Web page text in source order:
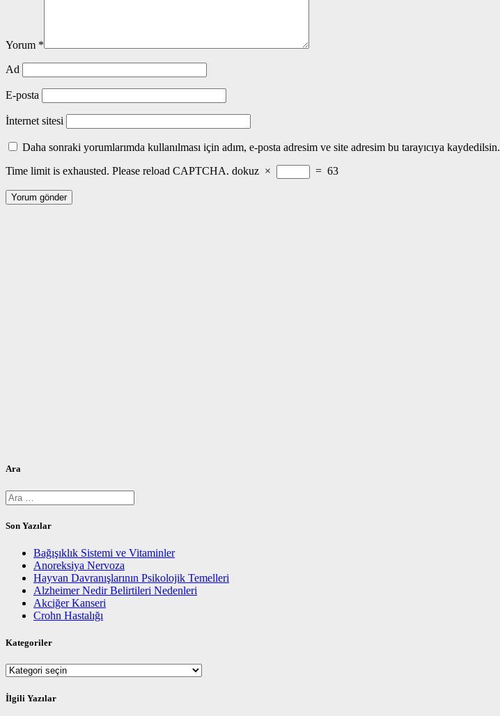
Yorum *
Ad
E-posta
İnternet sitesi
Daha sonraki yorumlarımda kullanılması için adım, e-posta adresim ve site adresim bu tarayıcıya kaydedilsin.
Time limit is exhausted. Please reload CAPTCHA. dokuz × = 63
Ara
Arama:
Son Yazılar
Bağışıklık Sistemi ve Vitaminler
Anoreksiya Nervoza
Hayvan Davranışlarının Psikolojik Temelleri
Alzheimer Nedir Belirtileri Nedenleri
Akciğer Kanseri
Crohn Hastalığı
Kategoriler
Kategoriler
İlgili Yazılar